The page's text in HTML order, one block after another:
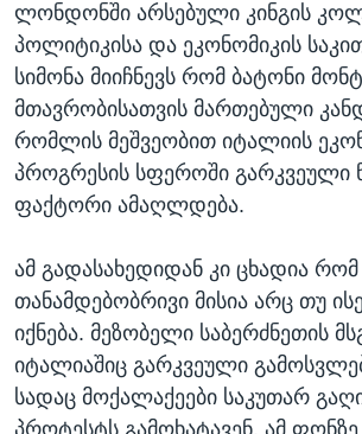
ლონდონში არსებული კინგის
პოლიტიკისა და ეკონომიკის
სიმონა მიიჩნევს რომ ბატონი
მთავრობისათვის მართებული
რომლის მეშვეობით იტალიის
პროგრესის სფეროში გარკვეული
ფაქტორი ამაღლდება.
ამ გადასახედიდან კი ცხადია
თანამდებობრივი მისია არც თუ
იქნება. მეზობელი საბერძნეთის
იტალიაშიც გარკვეული
სადაც მოქალაქეები საკუთარ